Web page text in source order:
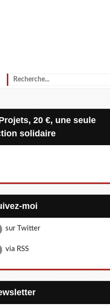
solidaire
moi
sur Twitter
via RSS